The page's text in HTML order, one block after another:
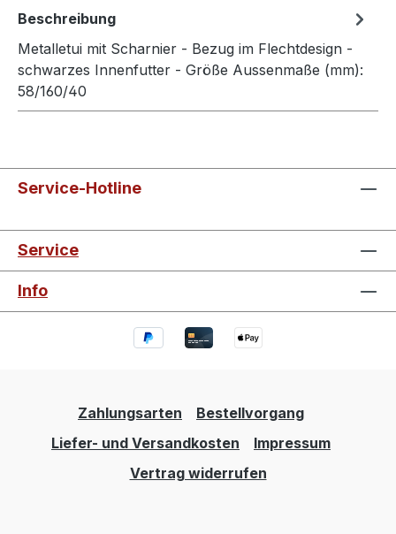
Beschreibung
Metalletui mit Scharnier - Bezug im Flechtdesign -
schwarzes Innenfutter - Größe Aussenmaße (mm):
58/160/40
Service-Hotline
Service
Info
Zahlungsarten
Bestellvorgang
Liefer- und Versandkosten
Impressum
Vertrag widerrufen